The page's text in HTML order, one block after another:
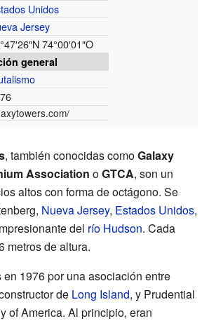
Unidos
Jersey
74°00′01″O
general
, también conocidas comoGalaxy
Association oGTCA, son un
altos con forma de octágono. Se
Nueva Jersey, Estados Unidos,
del río Hudson. Cada
metros de altura.
en 1976 por una asociación entre
de Long Island, y Prudential
of America. Al principio, eran